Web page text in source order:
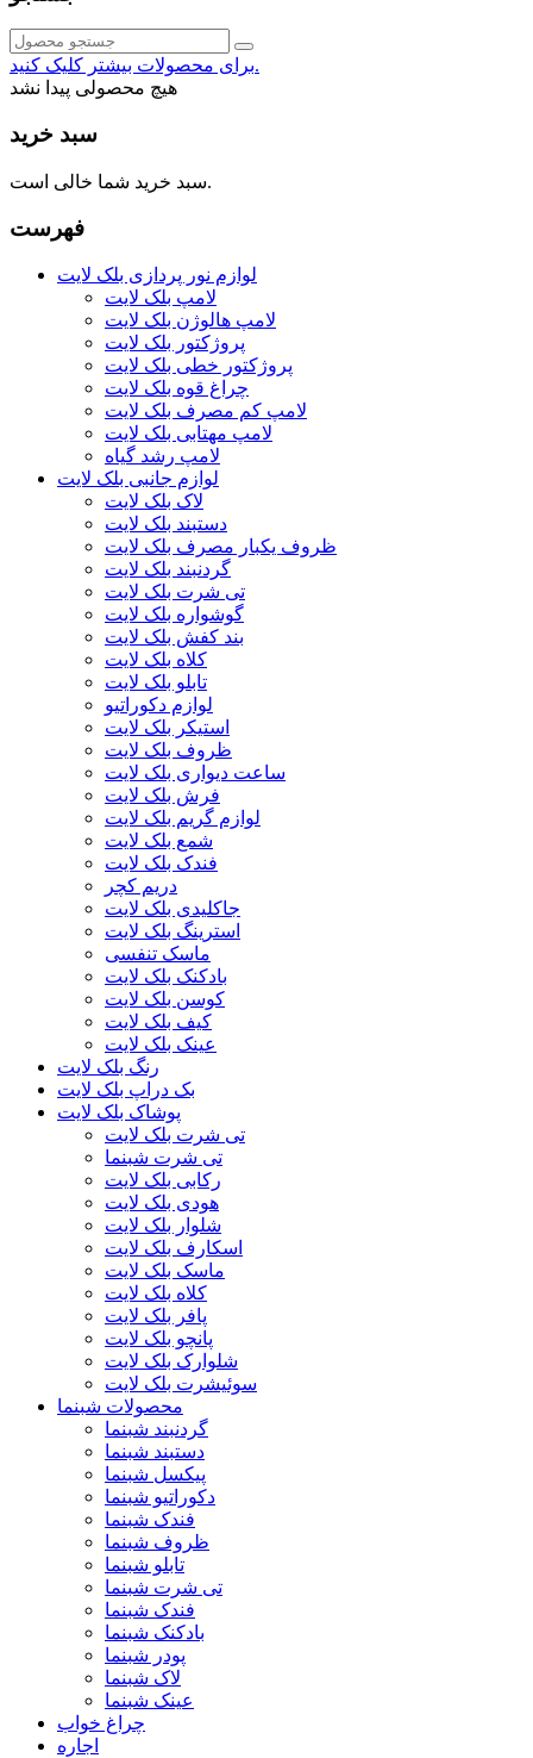
برای محصولات بیشتر کلیک کنید.
هیچ محصولی پیدا نشد
سبد خرید
سبد خرید شما خالی است.
فهرست
لوازم نور پردازی بلک لایت
لامپ بلک لایت
لامپ هالوژن بلک لایت
پروژکتور بلک لایت
پروژکتور خطی بلک لایت
چراغ قوه بلک لایت
لامپ کم مصرف بلک لایت
لامپ مهتابی بلک لایت
لامپ رشد گیاه
لوازم جانبی بلک لایت
لاک بلک لایت
دستبند بلک لایت
ظروف یکبار مصرف بلک لایت
گردنبند بلک لایت
تی شرت بلک لایت
گوشواره بلک لایت
بند کفش بلک لایت
کلاه بلک لایت
تابلو بلک لایت
لوازم دکوراتیو
استیکر بلک لایت
ظروف بلک لایت
ساعت دیواری بلک لایت
فرش بلک لایت
لوازم گریم بلک لایت
شمع بلک لایت
فندک بلک لایت
دریم کچر
جاکلیدی بلک لایت
استرینگ بلک لایت
ماسک تنفسی
بادکنک بلک لایت
کوسن بلک لایت
کیف بلک لایت
عینک بلک لایت
رنگ بلک لایت
بک دراپ بلک لایت
پوشاک بلک لایت
تی شرت بلک لایت
تی شرت شبنما
رکابی بلک لایت
هودی بلک لایت
شلوار بلک لایت
اسکارف بلک لایت
ماسک بلک لایت
کلاه بلک لایت
پافر بلک لایت
پانچو بلک لایت
شلوارک بلک لایت
سوئیشرت بلک لایت
محصولات شبنما
گردنبند شبنما
دستبند شبنما
پیکسل شبنما
دکوراتیو شبنما
فندک شبنما
ظروف شبنما
تابلو شبنما
تی شرت شبنما
فندک شبنما
بادکنک شبنما
پودر شبنما
لاک شبنما
عینک شبنما
چراغ خواب
اجاره